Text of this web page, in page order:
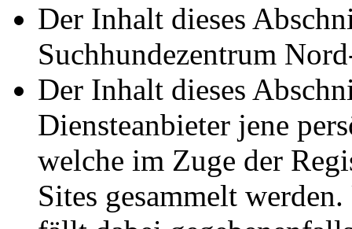
Der Inhalt dieses
Suchhundezentrum
Der Inhalt dieses
Diensteanbieter jene
welche im Zuge der
Sites gesammelt